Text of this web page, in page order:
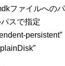
ファイルへの
スで指定
persistent”